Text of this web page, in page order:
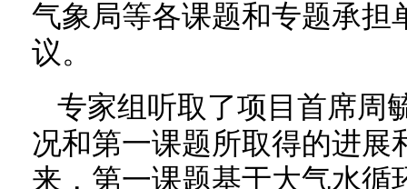
气象局等各课题和专题承担
议。
专家组听取了项目首席周
况和第一课题所取得的进展
来，第一课题基于大气水循